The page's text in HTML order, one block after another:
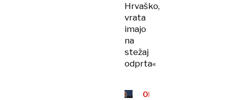
Hrvaško,
vrata
imajo
na
stežaj
odprta«
ODZIV